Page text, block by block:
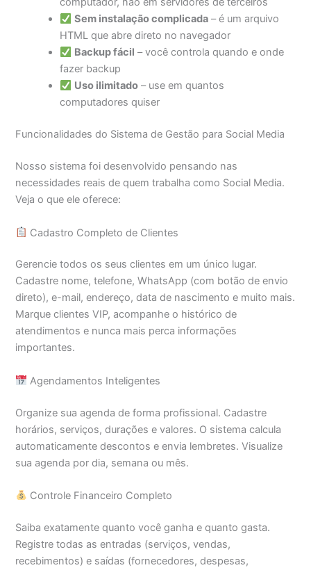
Sem instalação complicada– é um arquivo
HTML que abre direto no navegador
Backup fácil – você controla quando e onde
fazer backup
Uso ilimitado– use em quantos
computadores quiser
Funcionalidades do Sistema de Gestão para Social Media
Nosso sistema foi desenvolvido pensando nas
necessidades reais de quem trabalha como Social Media.
Veja o que ele oferece:
Cadastro Completo de Clientes
Gerencie todos os seus clientes em um único lugar.
Cadastre nome, telefone, WhatsApp (com botão de envio
direto), e-mail, endereço, data de nascimento e muito mais.
Marque clientes VIP, acompanhe o histórico de
atendimentos e nunca mais perca informações
importantes.
Agendamentos Inteligentes
Organize sua agenda de forma profissional. Cadastre
horários, serviços, durações e valores. O sistema calcula
automaticamente descontos e envia lembretes. Visualize
sua agenda por dia, semana ou mês.
Controle Financeiro Completo
Saiba exatamente quanto você ganha e quanto gasta.
Registre todas as entradas (serviços, vendas,
recebimentos) e saídas (fornecedores, despesas,